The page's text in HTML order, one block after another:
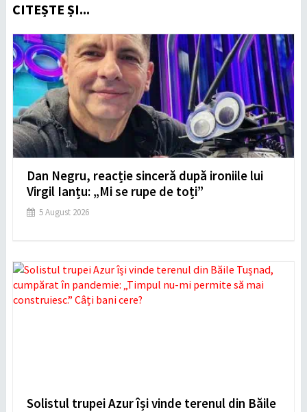
CITEȘTE ȘI...
Dan Negru, reacție sinceră după ironiile lui
Virgil Ianțu: „Mi se rupe de toți”
5 August 2026
Solistul trupei Azur își vinde terenul din Băile